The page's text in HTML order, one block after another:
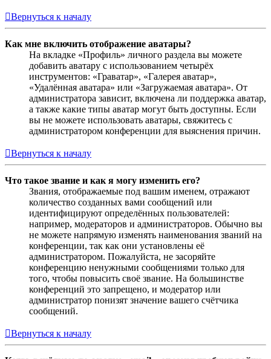
Вернуться к началу
Как мне включить отображение аватары?
На вкладке «Профиль» личного раздела вы можете
добавить аватару с использованием четырёх
инструментов: «Граватар», «Галерея аватар»,
«Удалённая аватара» или «Загружаемая аватара». От
администратора зависит, включена ли поддержка аватар,
а также какие типы аватар могут быть доступны. Если
вы не можете использовать аватары, свяжитесь с
администратором конференции для выяснения причин.
Вернуться к началу
Что такое звание и как я могу изменить его?
Звания, отображаемые под вашим именем, отражают
количество созданных вами сообщений или
идентифицируют определённых пользователей:
например, модераторов и администраторов. Обычно вы
не можете напрямую изменять наименования званий на
конференции, так как они установлены её
администратором. Пожалуйста, не засоряйте
конференцию ненужными сообщениями только для
того, чтобы повысить своё звание. На большинстве
конференций это запрещено, и модератор или
администратор понизят значение вашего счётчика
сообщений.
Вернуться к началу